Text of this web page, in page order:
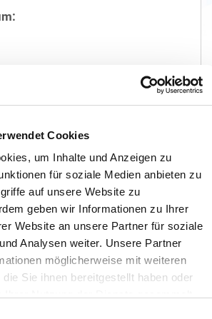
Cookies
um Inhalte und Anzeigen zu
für soziale Medien anbieten zu
auf unsere Website zu
geben wir Informationen zu Ihrer
Website an unsere Partner für soziale
Analysen weiter. Unsere Partner
möglicherweise mit weiteren
Sie ihnen bereitgestellt haben oder